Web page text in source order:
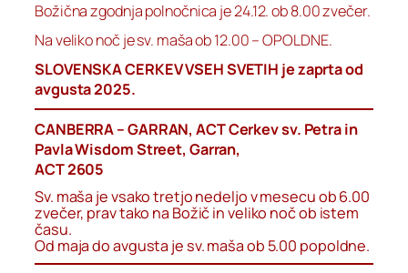
Božična zgodnja polnočnica je 24.12. ob 8.00 zvečer.
Na veliko noč je sv. maša ob 12.00 – OPOLDNE.
SLOVENSKA CERKEV VSEH SVETIH je zaprta od
avgusta 2025.
CANBERRA – GARRAN, ACT Cerkev sv. Petra in
Pavla Wisdom Street, Garran,
ACT 2605
Sv. maša je vsako tretjo nedeljo v mesecu ob 6.00
zvečer, prav tako na Božič in veliko noč ob istem
času.
Od maja do avgusta je sv. maša ob 5.00 popoldne.